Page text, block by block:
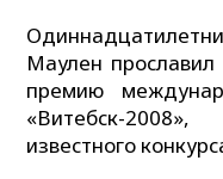
Маулен прославил
премию
«Витебск-
известного